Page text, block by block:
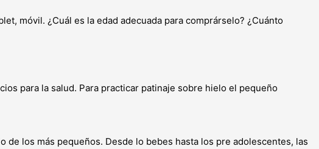
móvil. ¿Cuál es la edad adecuada para comprárselo? ¿Cuánto
para la salud. Para practicar patinaje sobre hielo el pequeño
los más pequeños. Desde lo bebes hasta los pre adolescentes, las